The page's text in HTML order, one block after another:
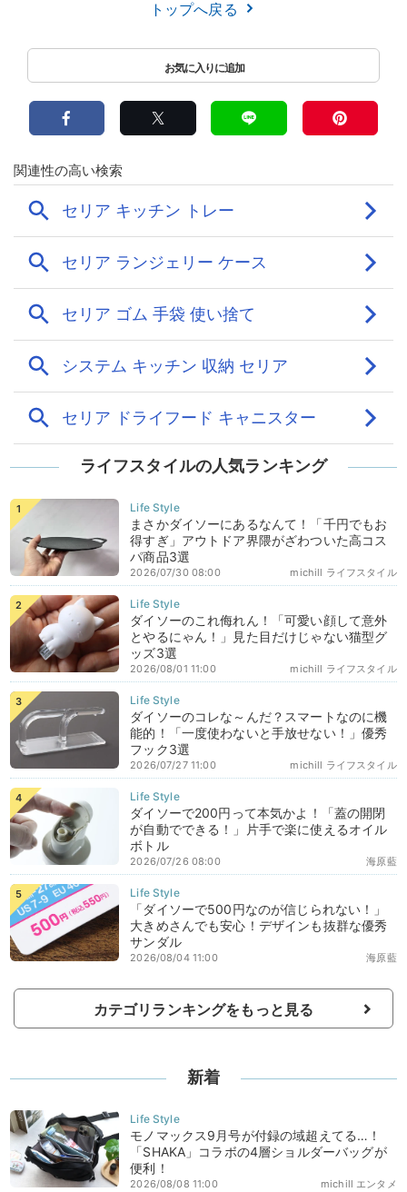
トップへ戻る
ライフスタイルの人気ランキング
まさかダイソーにあるなんて！「千円でもお
得すぎ」アウトドア界隈がざわついた高コス
パ商品3選
michill ライフスタイル
2026/07/30 08:00
ダイソーのこれ侮れん！「可愛い顔して意外
とやるにゃん！」見た目だけじゃない猫型グ
ッズ3選
michill ライフスタイル
2026/08/01 11:00
ダイソーのコレな～んだ？スマートなのに機
能的！「一度使わないと手放せない！」優秀
フック3選
michill ライフスタイル
2026/07/27 11:00
ダイソーで200円って本気かよ！「蓋の開閉
が自動でできる！」片手で楽に使えるオイル
ボトル
海原藍
2026/07/26 08:00
「ダイソーで500円なのが信じられない！」
大きめさんでも安心！デザインも抜群な優秀
サンダル
海原藍
2026/08/04 11:00
カテゴリランキングをもっと見る
新着
モノマックス9月号が付録の域超えてる…！
「SHAKA」コラボの4層ショルダーバッグが
便利！
michill エンタメ
2026/08/08 11:00